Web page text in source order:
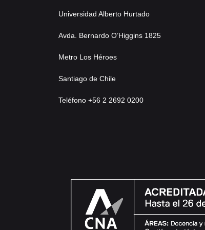
Universidad Alberto Hurtado
Avda. Bernardo O’Higgins 1825
Metro Los Héroes
Santiago de Chile
Teléfono +56 2 2692 0200